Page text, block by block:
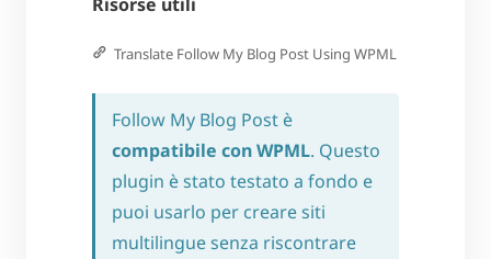
Translate Follow My Blog Post Using WPML
Follow My Blog Post è
compatibile con WPML. Questo
plugin è stato testato a fondo e
puoi usarlo per creare siti
multilingue senza riscontrare